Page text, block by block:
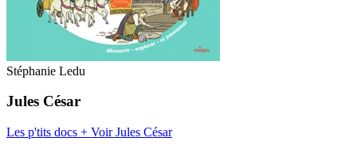
Stéphanie Ledu
Jules César
Les p'tits docs + Voir Jules César